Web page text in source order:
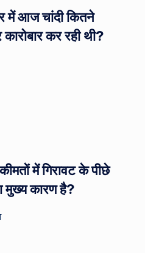
में आज चांदी कितने
कर रही थी?
में गिरावट के पीछे
मुख्य कारण है?